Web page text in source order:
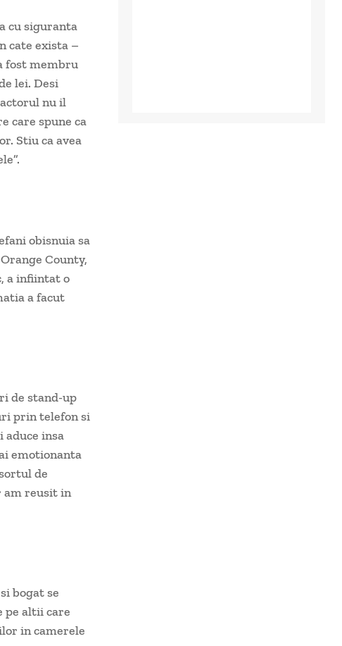
cu siguranta
cate exista –
fost membru
lei. Desi
nu il
care spune ca
Stiu ca avea
obisnuia sa
County,
a infiintat o
a facut
de stand-up
prin telefon si
aduce insa
emotionanta
de
am reusit in
bogat se
pe altii care
in camerele